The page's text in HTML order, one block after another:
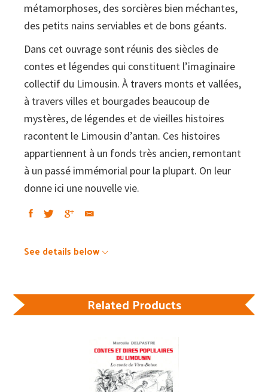
métamorphoses, des sorcières bien méchantes,
des petits nains serviables et de bons géants.
Dans cet ouvrage sont réunis des siècles de
contes et légendes qui constituent l’imaginaire
collectif du Limousin. À travers monts et vallées,
à travers villes et bourgades beaucoup de
mystères, de légendes et de vieilles histoires
racontent le Limousin d’antan. Ces histoires
appartiennent à un fonds très ancien, remontant
à un passé immémorial pour la plupart. On leur
donne ici une nouvelle vie.
See details below
Related Products